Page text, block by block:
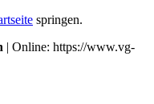
springen.
| Online: https://www.vg-